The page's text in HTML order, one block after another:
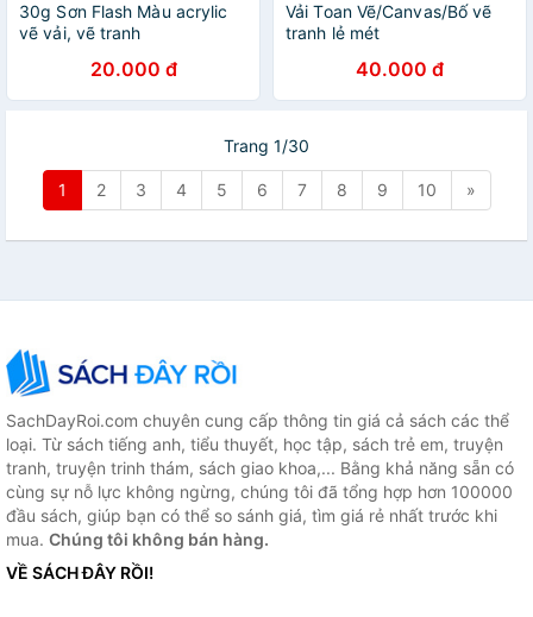
30g Sơn Flash Màu acrylic
vẽ vải, vẽ tranh
20.000 đ
Vải Toan Vẽ/Canvas/Bố vẽ
tranh lẻ mét
40.000 đ
Trang 1/30
1 2 3 4 5 6 7 8 9 10 »
SachDayRoi.com chuyên cung cấp thông tin giá cả sách các thể
loại. Từ sách tiếng anh, tiểu thuyết, học tập, sách trẻ em, truyện
tranh, truyện trinh thám, sách giao khoa,... Bằng khả năng sẵn có
cùng sự nỗ lực không ngừng, chúng tôi đã tổng hợp hơn 100000
đầu sách, giúp bạn có thể so sánh giá, tìm giá rẻ nhất trước khi
mua. Chúng tôi không bán hàng.
VỀ SÁCH ĐÂY RỒI!